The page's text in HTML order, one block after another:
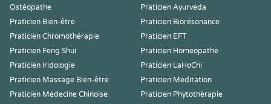
Ostéopathe
Praticien Ayurvéda
Praticien Bien-être
Praticien Biorésonance
Praticien Chromothérapie
Praticien EFT
Praticien Feng Shui
Praticien Homeopathe
Praticien Iridologie
Praticien LaHoChi
Praticien Massage Bien-être
Praticien Meditation
Praticien Médecine Chinoise
Praticien Phytothérapie